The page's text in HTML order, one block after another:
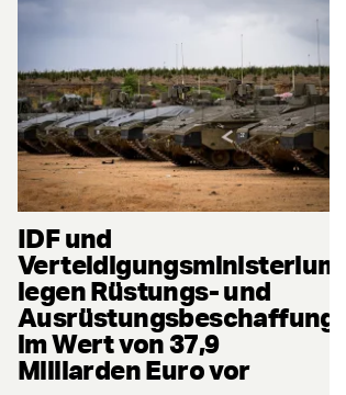
IDF und
Verteidigungsministerium
legen Rüstungs- und
Ausrüstungsbeschaffung
im Wert von 37,9
Milliarden Euro vor